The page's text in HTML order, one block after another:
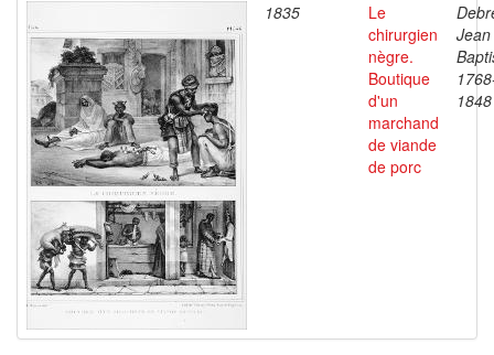
1835
Le
chirurgien
nègre.
Boutique
d'un
marchand
de viande
de porc
Jean
1848